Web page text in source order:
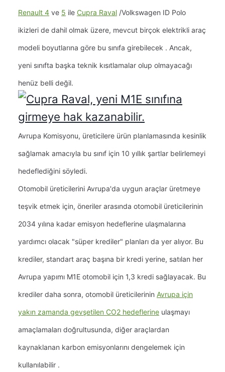
Renault 4 ve 5 ile Cupra Raval /Volkswagen ID Polo
ikizleri de dahil olmak üzere, mevcut birçok elektrikli araç
modeli boyutlarına göre bu sınıfa girebilecek . Ancak,
yeni sınıfta başka teknik kısıtlamalar olup olmayacağı
henüz belli değil.
Avrupa Komisyonu, üreticilere ürün planlamasında kesinlik
sağlamak amacıyla bu sınıf için 10 yıllık şartlar belirlemeyi
hedeflediğini söyledi.
Otomobil üreticilerini Avrupa'da uygun araçlar üretmeye
teşvik etmek için, öneriler arasında otomobil üreticilerinin
2034 yılına kadar emisyon hedeflerine ulaşmalarına
yardımcı olacak "süper krediler" planları da yer alıyor. Bu
krediler, standart araç başına bir kredi yerine, satılan her
Avrupa yapımı M1E otomobil için 1,3 kredi sağlayacak. Bu
krediler daha sonra, otomobil üreticilerinin Avrupa için
yakın zamanda gevşetilen CO2 hedeflerine ulaşmayı
amaçlamaları doğrultusunda, diğer araçlardan
kaynaklanan karbon emisyonlarını dengelemek için
kullanılabilir .